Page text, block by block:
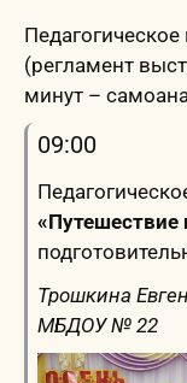
(регламент
минут –
09:00
«Путешествие
Трошкина
МБДОУ № 22